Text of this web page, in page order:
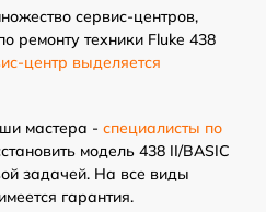
сервис-центров,
ремонту техники Fluke 438
центр выделяется
мастера - специалисты по
модель 438 II/BASIC
задачей. На все виды
гарантия.